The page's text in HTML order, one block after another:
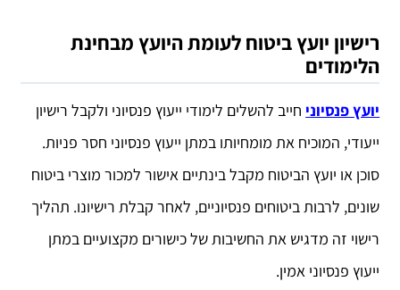
רישיון יועץ ביטוח לעומת היועץ מבחינת
הלימודים
יועץ פנסיוני חייב להשלים לימודי ייעוץ פנסיוני ולקבל רישיון
ייעודי, המוכיח את מומחיותו במתן ייעוץ פנסיוני חסר פניות.
סוכן או יועץ הביטוח מקבל בינתיים אישור למכור מוצרי ביטוח
שונים, לרבות ביטוחים פנסיוניים, לאחר קבלת רישיונו. תהליך
רישוי זה מדגיש את החשיבות של כישורים מקצועיים במתן
ייעוץ פנסיוני אמין.